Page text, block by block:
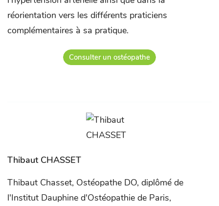
réorientation vers les différents praticiens
complémentaires à sa pratique.
Consulter un ostéopathe
Thibaut CHASSET
Thibaut Chasset, Ostéopathe DO, diplômé de
l'Institut Dauphine d'Ostéopathie de Paris,